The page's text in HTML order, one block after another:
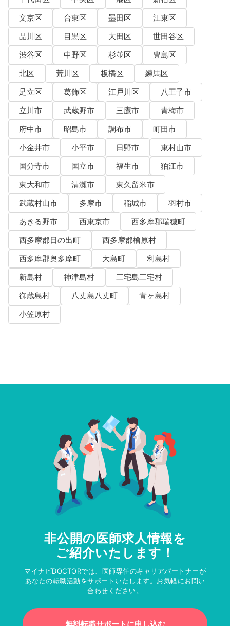
文京区
台東区 墨田区
江東区
品川区
目黒区 大田区
世田谷区
渋谷区
中野区 杉並区
豊島区
北区
荒川区 板橋区
練馬区
足立区
葛飾区 江戸川区
八王子市
立川市
武蔵野市 三鷹市
青梅市
府中市
昭島市 調布市
町田市
小金井市
小平市 日野市
東村山市
国分寺市
国立市 福生市
狛江市
東大和市
清瀬市
東久留米市
武蔵村山市
多摩市 稲城市
羽村市
あきる野市
西東京市
西多摩郡瑞穂町
西多摩郡日の出町
西多摩郡檜原村
西多摩郡奥多摩町
大島町
利島村
新島村
神津島村
三宅島三宅村
御蔵島村
八丈島八丈町
青ヶ島村
小笠原村
非公開の医師求人情報を
ご紹介いたします！
マイナビDOCTORでは、医師専任のキャリアパートナーが
あなたの転職活動をサポートいたします。お気軽にお問い
合わせください。